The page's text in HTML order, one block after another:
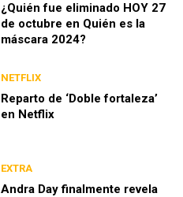
¿Quién fue eliminado HOY 27
de octubre en Quién es la
máscara 2024?
NETFLIX
Reparto de ‘Doble fortaleza’
en Netflix
EXTRA
Andra Day finalmente revela